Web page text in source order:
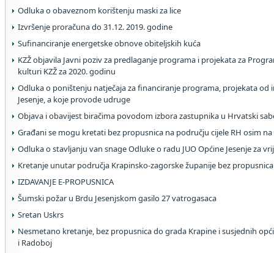
Odluka o obaveznom korištenju maski za lice
Izvršenje proračuna do 31.12. 2019. godine
Sufinanciranje energetske obnove obiteljskih kuća
KZŽ objavila Javni poziv za predlaganje programa i projekata za
kulturi KZŽ za 2020. godinu
Odluka o poništenju natječaja za financiranje programa, projekata od
Jesenje, a koje provode udruge
Objava i obavijest biračima povodom izbora zastupnika u Hrvatski
Građani se mogu kretati bez propusnica na području cijele RH osim na
Odluka o stavljanju van snage Odluke o radu JUO Općine Jesenje za
Kretanje unutar područja Krapinsko-zagorske županije bez propusnica
IZDAVANJE E-PROPUSNICA
Šumski požar u Brdu Jesenjskom gasilo 27 vatrogasaca
Sretan Uskrs
Nesmetano kretanje, bez propusnica do grada Krapine i susjednih
i Radoboj